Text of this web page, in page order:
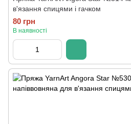
в'язання спицями і гачком
80 грн
В наявності